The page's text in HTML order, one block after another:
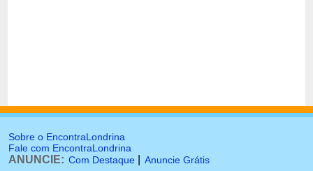
Sobre o EncontraLondrina
Fale com EncontraLondrina
ANUNCIE: Com Destaque Anuncie Grátis